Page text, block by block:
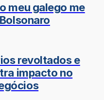
meu galego me
revoltados e
impacto no